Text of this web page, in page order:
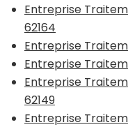
Entreprise
62164
Entreprise
Entreprise
Entreprise
62149
Entreprise